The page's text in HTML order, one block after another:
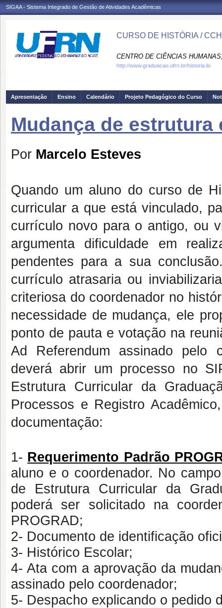
SIGAA - Sistema Integrado de Gestão de Atividades Acadêmicas
CURSO DE HISTÓRIA /
CENTRO DE CIÊNCIAS
http://www.graduacao.ufrn.br/historia.lic
Apresentação Ensino Calendário Projeto Pedagógico do Curso
Mudança de
Por Marcelo Esteves
Quando um aluno do curso de
curricular a que está vinculado,
currículo novo para o antigo, ou
argumenta dificuldade em
pendentes para a sua
currículo atrasaria ou
criteriosa do coordenador no
necessidade de mudança, ele
ponto de pauta e votação na
Ad Referendum assinado pelo
deverá abrir um processo no
Estrutura Curricular da
Processos e Registro
documentação:
1- Requerimento Padrão
aluno e o coordenador. No
de Estrutura Curricular da
poderá ser solicitado na
PROGRAD;
2- Documento de identificação
3- Histórico Escolar;
4- Ata com a aprovação da
assinado pelo coordenador;
5- Despacho explicando o pedido